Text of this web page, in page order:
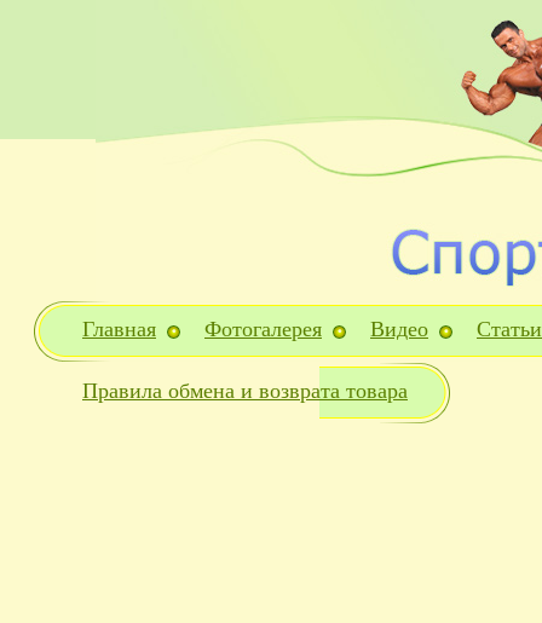
Главная Фотогалерея Видео Статьи
Правила обмена и возврата товара